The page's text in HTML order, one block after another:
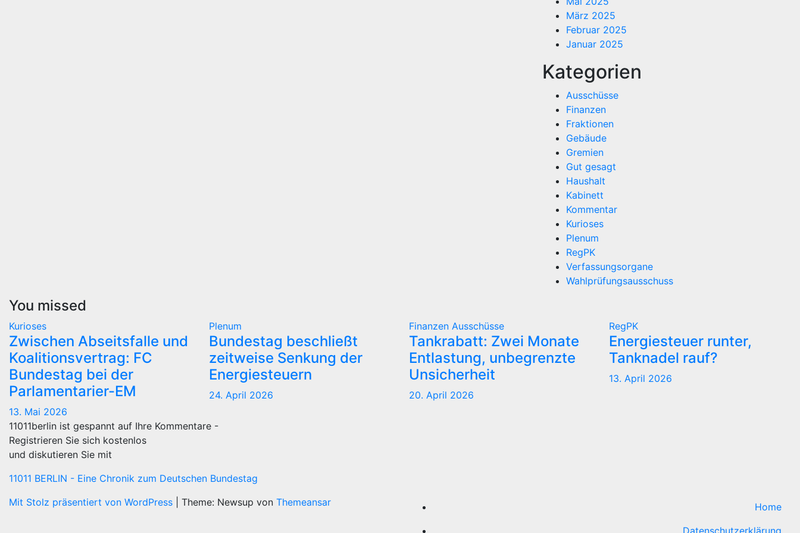
März 2025
Februar 2025
Januar 2025
Kategorien
Ausschüsse
Finanzen
Fraktionen
Gebäude
Gremien
Gut gesagt
Haushalt
Kabinett
Kommentar
Kurioses
Plenum
RegPK
Verfassungsorgane
Wahlprüfungsausschuss
You missed
Kurioses
Zwischen Abseitsfalle und
Koalitionsvertrag: FC
Bundestag bei der
Parlamentarier-EM
13. Mai 2026
Plenum
Bundestag beschließt
zeitweise Senkung der
Energiesteuern
24. April 2026
Finanzen Ausschüsse
Tankrabatt: Zwei Monate
Entlastung, unbegrenzte
Unsicherheit
20. April 2026
RegPK
Energiesteuer runter,
Tanknadel rauf?
13. April 2026
11011berlin ist gespannt auf Ihre Kommentare -
Registrieren Sie sich kostenlos
und diskutieren Sie mit
11011 BERLIN - Eine Chronik zum Deutschen Bundestag
Mit Stolz präsentiert von WordPress
Theme: Newsup von Themeansar
Home
Datenschutzerklärung